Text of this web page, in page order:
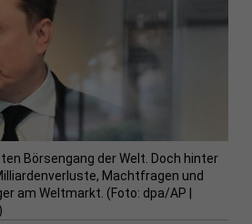
Börsengang der Welt. Doch hinter
Machtfragen und
am Weltmarkt. (Foto: dpa/AP |